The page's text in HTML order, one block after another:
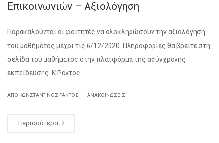
Επικοινωνιών – Αξιολόγηση
Παρακαλούνται οι φοιτητές να ολοκληρώσουν την αξιολόγηση
του μαθήματος μέχρι τις 6/12/2020. Πληροφορίες θα βρείτε στη
σελίδα του μαθήματος στην πλατφόρμα της ασύγχρονης
εκπαίδευσης. Κ.Ράντος
ΑΠΌ ΚΩΝΣΤΑΝΤΊΝΟΣ ΡΆΝΤΟΣ ΑΝΑΚΟΙΝΏΣΕΙΣ
Περισσότερα